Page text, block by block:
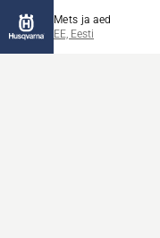
Mets ja aed
EE, Eesti